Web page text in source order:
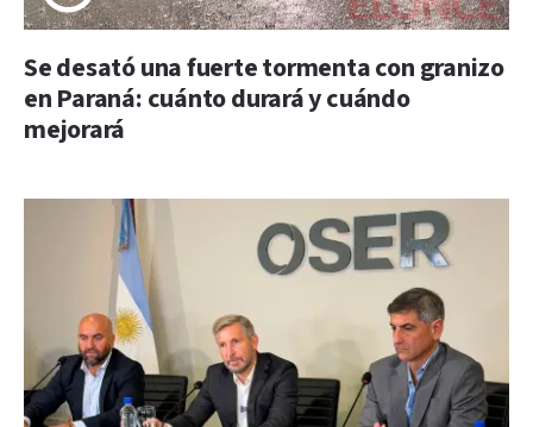
Se desató una fuerte tormenta con granizo
en Paraná: cuánto durará y cuándo
mejorará